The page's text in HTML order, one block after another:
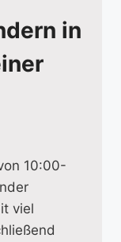
in
10:00-
viel